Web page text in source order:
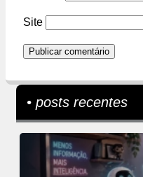
Site
• posts recentes